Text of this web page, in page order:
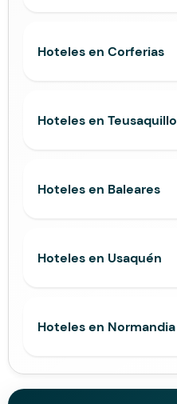
Hoteles en Corferias
Hoteles en Teusaquillo
Hoteles en Baleares
Hoteles en Usaquén
Hoteles en Normandia